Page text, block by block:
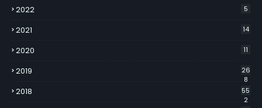
2022 5
2021 14
2020 11
2019
26
8
2018
55
2